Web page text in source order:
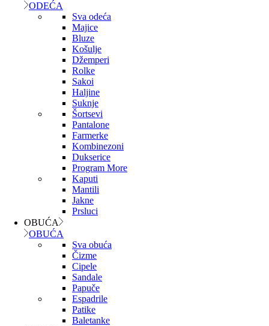
ODEĆA
Sva odeća
Majice
Bluze
Košulje
Džemperi
Rolke
Sakoi
Haljine
Suknje
Šortsevi
Pantalone
Farmerke
Kombinezoni
Dukserice
Program More
Kaputi
Mantili
Jakne
Prsluci
OBUĆA
OBUĆA
Sva obuća
Čizme
Cipele
Sandale
Papuče
Espadrile
Patike
Baletanke